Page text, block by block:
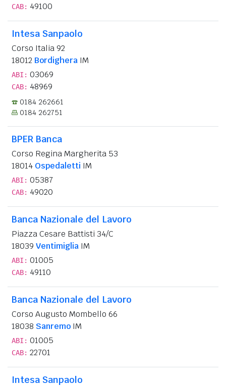
CAB: 49100
Intesa Sanpaolo
Corso Italia 92
18012 Bordighera IM
ABI: 03069
CAB: 48969
0184 262661
0184 262751
BPER Banca
Corso Regina Margherita 53
18014 Ospedaletti IM
ABI: 05387
CAB: 49020
Banca Nazionale del Lavoro
Piazza Cesare Battisti 34/C
18039 Ventimiglia IM
ABI: 01005
CAB: 49110
Banca Nazionale del Lavoro
Corso Augusto Mombello 66
18038 Sanremo IM
ABI: 01005
CAB: 22701
Intesa Sanpaolo